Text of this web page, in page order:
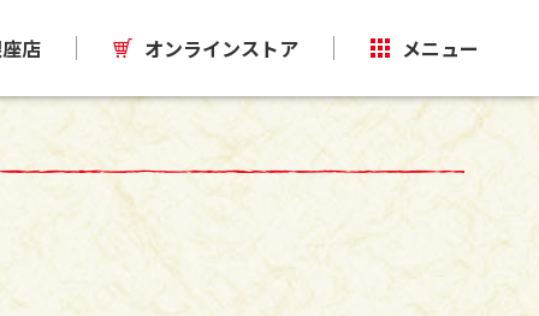
店 オンラインストア メニュー